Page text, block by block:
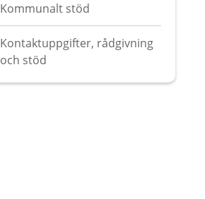
Kommunalt stöd
Kontaktuppgifter, rådgivning
och stöd